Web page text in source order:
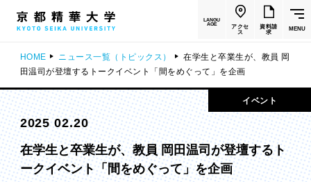
LANGU
AGE
アクセ
ス
資料請
求
MENU
HOME ニュース一覧（トピックス）
在学生と卒業生が、教員 岡
田温司が登壇するトークイベント「間をめぐって」を企画
イベント
2025 02.20
在学生と卒業生が、教員 岡田温司が登壇するト
ークイベント「間をめぐって」を企画